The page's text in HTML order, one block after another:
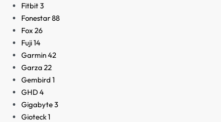
Fitbit3
Fonestar88
Fox 26
Fuji14
Garmin42
Garza 22
Gembird 1
GHD4
Gigabyte3
Gioteck1